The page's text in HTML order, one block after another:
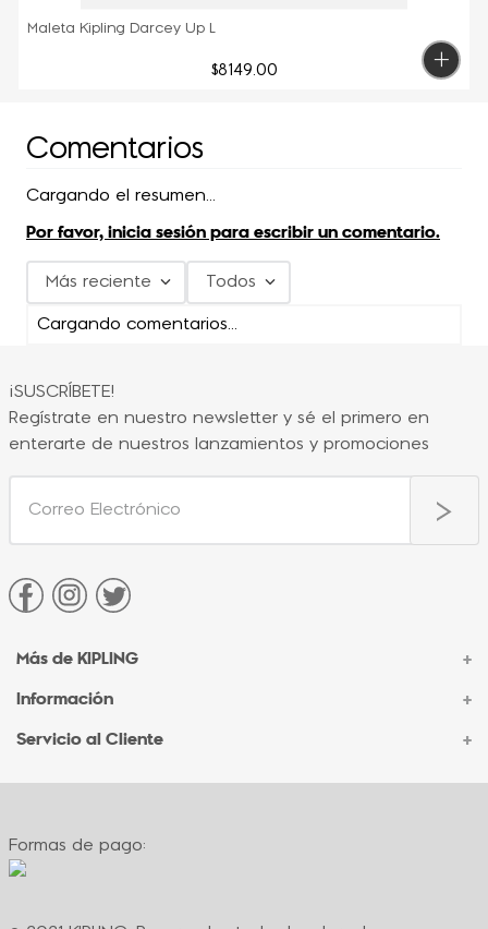
Maleta Kipling Darcey Up L
$8149.00
Comentarios
Cargando el resumen…
Por favor, inicia sesión para escribir un comentario.
Más reciente Todos
Cargando comentarios…
¡SUSCRÍBETE!
Regístrate en nuestro newsletter y sé el primero en
enterarte de nuestros lanzamientos y promociones
Más de KIPLING +
Acerca de Kipling
Sucursales
Información +
Contacto Corporativo
Formas de pago
Servicio al Cliente +
Contacto
Políticas de cambio
Formas de pago: